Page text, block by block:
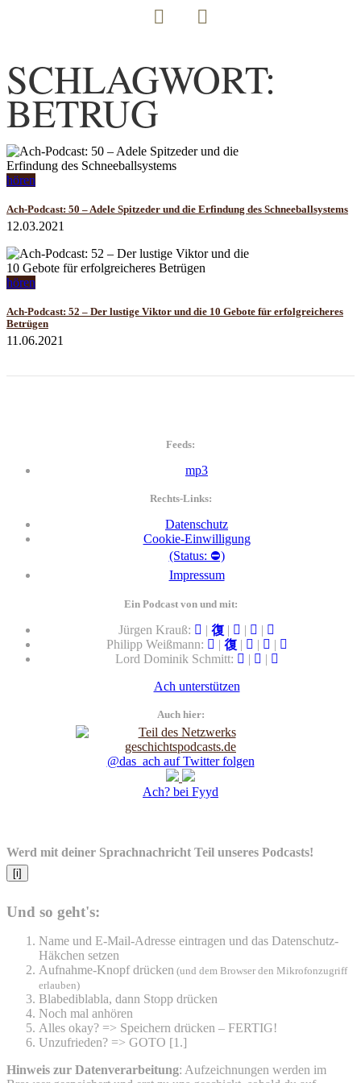
SCHLAGWORT:
BETRUG
hören
Ach-Podcast: 50 – Adele Spitzeder und die Erfindung des Schneeballsystems
12.03.2021
hören
Ach-Podcast: 52 – Der lustige Viktor und die 10 Gebote für erfolgreicheres
Betrügen
11.06.2021
Feeds:
mp3
Rechts-Links:
Datenschutz
Cookie-Einwilligung
(Status: ⛔)
Impressum
Ein Podcast von und mit:
Jürgen Krauß: | | |
|
Philipp Weißmann:
| | |
|
Lord Dominik Schmitt:
|
|
Ach unterstützen
Auch hier:
@das_ach auf Twitter folgen
Ach? bei Fyyd
Werd mit deiner Sprachnachricht Teil unseres Podcasts!
[i]
Und so geht's:
Name und E-Mail-Adresse eintragen und das Datenschutz-
Häkchen setzen
Aufnahme-Knopf drücken (und dem Browser den Mikrofonzugriff
erlauben)
Blabediblabla, dann Stopp drücken
Noch mal anhören
Alles okay? => Speichern drücken – FERTIG!
Unzufrieden? => GOTO [1.]
Hinweis zur Datenverarbeitung: Aufzeichnungen werden im